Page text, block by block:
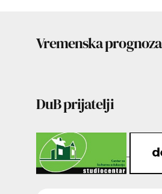
Vremenska prognoza
DuB prijatelji